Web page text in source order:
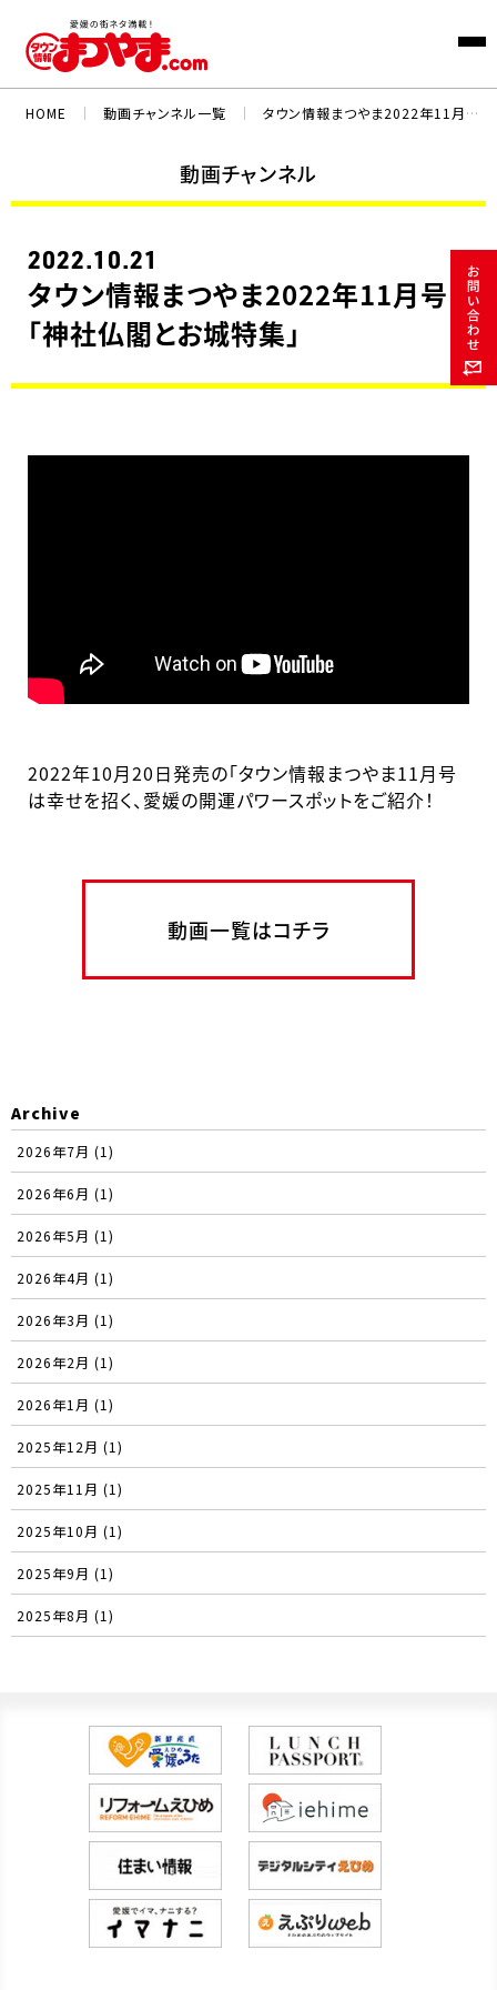
HOME ｜ 動画チャンネル一覧 ｜ タウン情報まつやま2022年11月号「神社仏閣とお城特集」
動画チャンネル
2022.10.21
タウン情報まつやま2022年11月号
「神社仏閣とお城特集」
2022年10月20日発売の「タウン情報まつやま11月号
は幸せを招く、愛媛の開運パワースポットをご紹介！
動画一覧はコチラ
Archive
2026年7月 (1)
2026年6月 (1)
2026年5月 (1)
2026年4月 (1)
2026年3月 (1)
2026年2月 (1)
2026年1月 (1)
2025年12月 (1)
2025年11月 (1)
2025年10月 (1)
2025年9月 (1)
2025年8月 (1)